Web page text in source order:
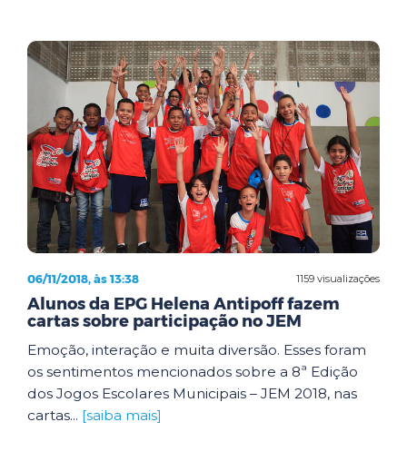
1159 visualizações
06/11/2018, às 13:38
Alunos da EPG Helena Antipoff fazem
cartas sobre participação no JEM
Emoção, interação e muita diversão. Esses foram
os sentimentos mencionados sobre a 8ª Edição
dos Jogos Escolares Municipais – JEM 2018, nas
cartas... [saiba mais]